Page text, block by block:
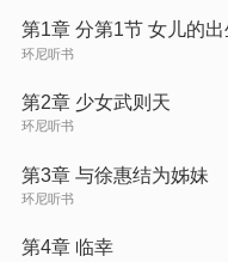
第1章 分第1节 女儿的出
环尼听书
第2章 少女武则天
环尼听书
第3章 与徐惠结为姊妹
环尼听书
第4章 临幸